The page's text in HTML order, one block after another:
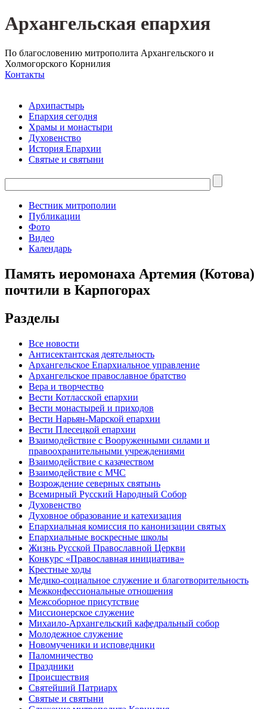
Архангельская епархия
По благословению митрополита Архангельского и
Холмогорского Корнилия
Контакты
Архипастырь
Епархия сегодня
Храмы и монастыри
Духовенство
История Епархии
Святые и святыни
Вестник митрополии
Публикации
Фото
Видео
Календарь
Память иеромонаха Артемия (Котова)
почтили в Карпогорах
Разделы
Все новости
Антисектантская деятельность
Архангельское Епархиальное управление
Архангельское православное братство
Вера и творчество
Вести Котласской епархии
Вести монастырей и приходов
Вести Нарьян-Марской епархии
Вести Плесецкой епархии
Взаимодействие с Вооруженными силами и
правоохранительными учреждениями
Взаимодействие с казачеством
Взаимодействие с МЧС
Возрождение северных святынь
Всемирный Русский Народный Собор
Духовенство
Духовное образование и катехизация
Епархиальная комиссия по канонизации святых
Епархиальные воскресные школы
Жизнь Русской Православной Церкви
Конкурс «Православная инициатива»
Крестные ходы
Медико-социальное служение и благотворительность
Межконфессиональные отношения
Межсоборное присутствие
Миссионерское служение
Михаило-Архангельский кафедральный собор
Молодежное служение
Новомученики и исповедники
Паломничество
Праздники
Происшествия
Святейший Патриарх
Святые и святыни